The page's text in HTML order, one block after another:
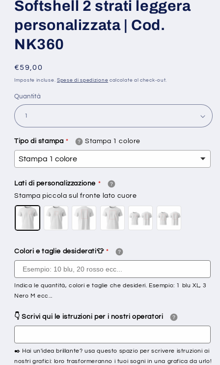
Softshell 2 strati leggera
personalizzata | Cod.
NK360
Prezzo
di
€59,00
Imposte incluse. Spese di spedizione calcolate al check-out.
Quantità
Tipo di stampa Stampa 1 colore
Lati di personalizzazione
Stampa piccola sul fronte lato cuore
Colori e taglie desiderati👕
Indica le quantità, colori e taglie che desideri. Esempio: 1 blu XL, 3
Nero M ecc...
👇 Scrivi qui le istruzioni per i nostri operatori
✒️ Hai un'idea brillante? usa questo spazio per scrivere istruzioni ai
nostri grafici: loro trasformeranno i tuoi sogni in una grafica da urlo!